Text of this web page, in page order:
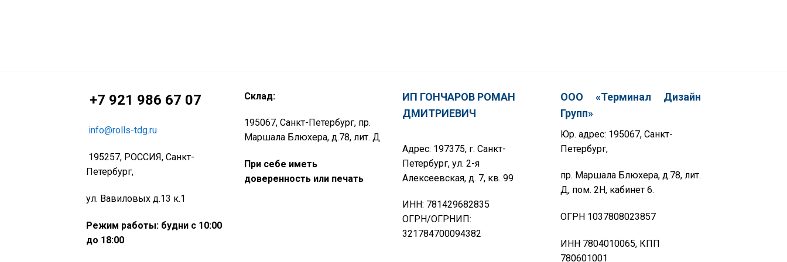
+7 921 986 67 07
info@rolls-tdg.ru
195257, РОССИЯ, Санкт-
Петербург,
ул. Вавиловых д.13 к.1
Режим работы: будни с 10:00
до 18:00
Склад:
195067, Санкт-Петербург, пр.
Маршала Блюхера, д.78, лит. Д
При себе иметь
доверенность или печать
ИП ГОНЧАРОВ РОМАН
ДМИТРИЕВИЧ
Адрес: 197375, г. Санкт-
Петербург, ул. 2-я
Алексеевская, д. 7, кв. 99
ИНН: 781429682835
ОГРН/ОГРНИП:
321784700094382
ООО «Терминал Дизайн
Групп»
Юр. адрес: 195067, Санкт-
Петербург,
пр. Маршала Блюхера, д.78, лит.
Д, пом. 2Н, кабинет 6.
ОГРН 1037808023857
ИНН 7804010065, КПП
780601001